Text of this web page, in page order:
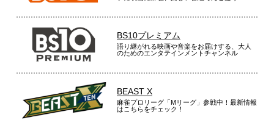
BS10プレミアム
語り継がれる映画や音楽をお届けする、大人
のためのエンタテインメントチャンネル
BEAST X
麻雀プロリーグ「Mリーグ」参戦中！最新情報
はこちらをチェック！